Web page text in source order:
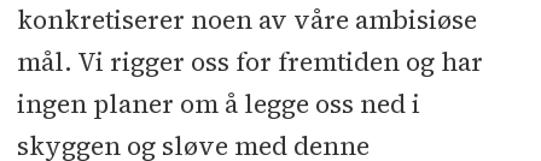
konkretiserer noen av våre ambisiøse
mål. Vi rigger oss for fremtiden og har
ingen planer om å legge oss ned i
skyggen og sløve med denne